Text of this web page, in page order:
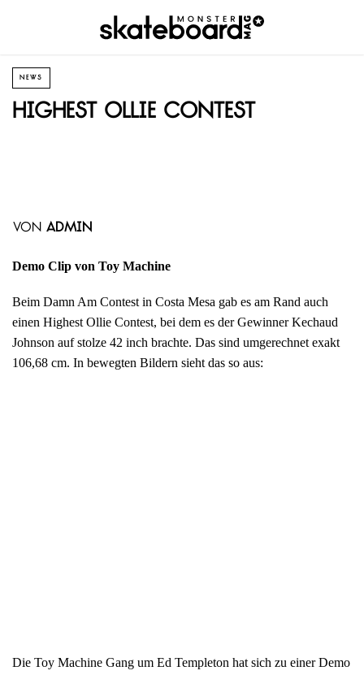
NEWS
Highest Ollie Contest
von admin
Demo Clip von Toy Machine
Beim Damn Am Contest in Costa Mesa gab es am Rand auch
einen Highest Ollie Contest, bei dem es der Gewinner Kechaud
Johnson auf stolze 42 inch brachte. Das sind umgerechnet exakt
106,68 cm. In bewegten Bildern sieht das so aus:
Die Toy Machine Gang um Ed Templeton hat sich zu einer Demo